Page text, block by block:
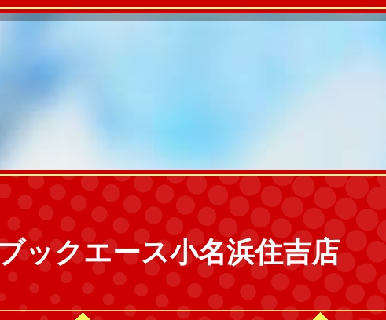
ックエース小名浜住吉店